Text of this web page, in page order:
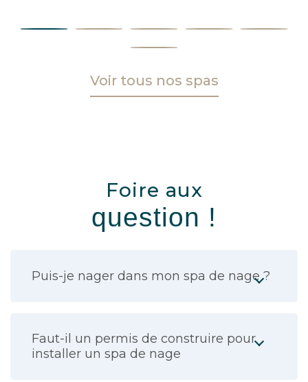
Voir tous nos spas
Foire aux
question !
Puis-je nager dans mon spa de nage ?
Faut-il un permis de construire pour
installer un spa de nage